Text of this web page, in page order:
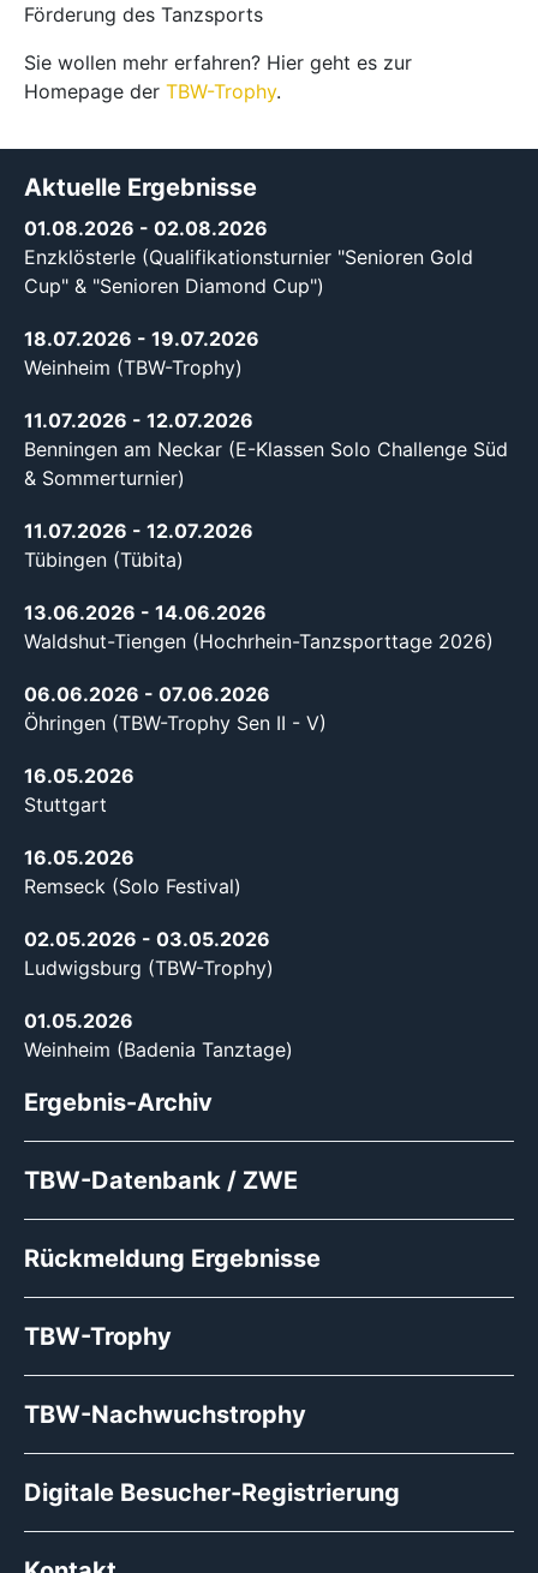
Förderung des Tanzsports
Sie wollen mehr erfahren? Hier geht es zur
Homepage der TBW-Trophy.
Aktuelle Ergebnisse
01.08.2026 - 02.08.2026
Enzklösterle (Qualifikationsturnier "Senioren Gold
Cup" & "Senioren Diamond Cup")
18.07.2026 - 19.07.2026
Weinheim (TBW-Trophy)
11.07.2026 - 12.07.2026
Benningen am Neckar (E-Klassen Solo Challenge Süd
& Sommerturnier)
11.07.2026 - 12.07.2026
Tübingen (Tübita)
13.06.2026 - 14.06.2026
Waldshut-Tiengen (Hochrhein-Tanzsporttage 2026)
06.06.2026 - 07.06.2026
Öhringen (TBW-Trophy Sen II - V)
16.05.2026
Stuttgart
16.05.2026
Remseck (Solo Festival)
02.05.2026 - 03.05.2026
Ludwigsburg (TBW-Trophy)
01.05.2026
Weinheim (Badenia Tanztage)
Ergebnis-Archiv
TBW-Datenbank / ZWE
Rückmeldung Ergebnisse
TBW-Trophy
TBW-Nachwuchstrophy
Digitale Besucher-Registrierung